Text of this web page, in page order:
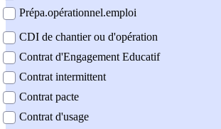
Prépa.opérationnel.emploi
CDI de chantier ou d'opération
Contrat d'Engagement Educatif
Contrat intermittent
Contrat pacte
Contrat d'usage